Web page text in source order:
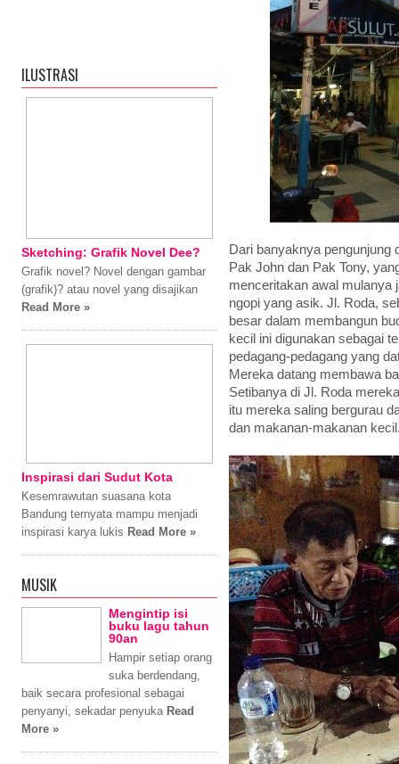
Dari banyaknya pengunjung
Pak John dan Pak Tony,
menceritakan awal mulanya
ngopi yang asik. Jl. Roda,
besar dalam membangun
kecil ini digunakan sebagai
pedagang-pedagang yang
Mereka datang membawa
Setibanya di Jl. Roda
itu mereka saling bergurau
dan makanan-makanan
ILUSTRASI
Sketching: Grafik Novel Dee?
Grafik novel? Novel dengan gambar
(grafik)? atau novel yang disajikan
Read More »
Inspirasi dari Sudut Kota
Kesemrawutan suasana kota
Bandung ternyata mampu menjadi
inspirasi karya lukis Read More »
MUSIK
Mengintip isi
buku lagu tahun
90an
Hampir setiap orang
suka berdendang,
baik secara profesional sebagai
penyanyi, sekadar penyuka Read
More »